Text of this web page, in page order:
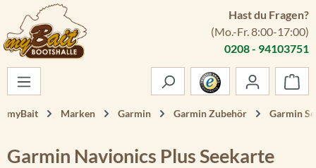
Zum Hauptinhalt springen
Hast du Fragen?
(Mo.-Fr. 8:00-17:00)
0208 - 94103751
myBait Marken Garmin Garmin Zubehör Garmin
Garmin Navionics Plus Seekarte